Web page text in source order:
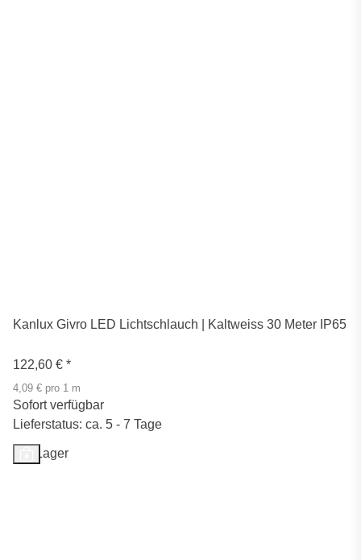
Kanlux Givro LED Lichtschlauch | Kaltweiss 30 Meter IP65
122,60 € *
4,09 € pro 1 m
Sofort verfügbar
Lieferstatus: ca. 5 - 7 Tage
Auf Lager